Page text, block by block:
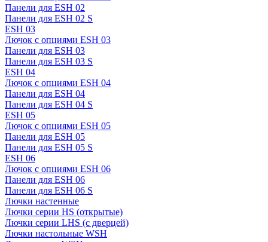
Панели для ESH 02
Панели для ESH 02 S
ESH 03
Лючок с опциями ESH 03
Панели для ESH 03
Панели для ESH 03 S
ESH 04
Лючок с опциями ESH 04
Панели для ESH 04
Панели для ESH 04 S
ESH 05
Лючок с опциями ESH 05
Панели для ESH 05
Панели для ESH 05 S
ESH 06
Лючок с опциями ESH 06
Панели для ESH 06
Панели для ESH 06 S
Лючки настенные
Лючки серии HS (открытые)
Лючки серии LHS (с дверцей)
Лючки настольные WSH